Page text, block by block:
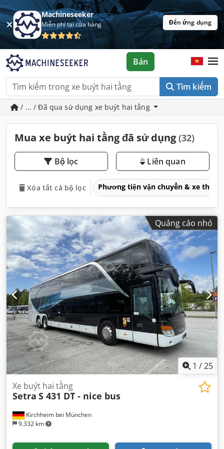
Machineseeker
Miễn phí tại cửa hàng Đến ứng dụng
Tìm kiếm
Bán
/ ... / Đã qua sử dụng xe buýt hai tầng
Mua xe buýt hai tầng đã sử dụng (32)
Bộ lọc Liên quan
Xóa tất cả bộ lọc Phương tiện vận chuyển & xe
Quảng cáo nhỏ
1 /25
Kirchheim bei München
9.332 km
Xe buýt hai tầng
Setra S 431 DT - nice bus